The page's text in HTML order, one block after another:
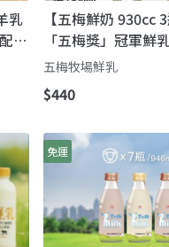
乳
到
【五梅鮮奶 930cc
「五梅獎」冠軍鮮
全家人的日常！
五梅牧場鮮乳
$440
免運